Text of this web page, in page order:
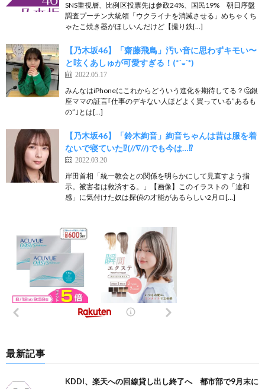
SNS重視層、比例区投票先は参政24%、国民19% 朝日序盤
調査プーチン大統領「ウクライナを消滅させる」めちゃくち
ゃたこ焼き器がほしいんだけど【撮り鉄[…]
【乃木坂46】「齋藤飛鳥」汚い音に思わずキモい〜
と呟くあしゅが可愛すぎる！(*´◒`*)
2022.05.17
みんなはiPhoneにこれからどういう進化を期待してる？🤔銀
座ママの証言｢仕事のデキない人ほどよく買っている”あるも
の”｣とは[…]
【乃木坂46】「鈴木絢音」絢音ちゃんは昔は服を着
ないで寝ていた⁉︎(//∇//)でも今は…⁉︎
2022.03.20
岸田首相「統一教会との関係を明らかにして見直すよう指
示。被害者は救済する。」【画像】このイラストの「違和
感」に気付けた奴は探偵の才能があるらしい2月ロ[…]
最新記事
KDDI、楽天への回線貸し出し終了へ 都市部で9月末に